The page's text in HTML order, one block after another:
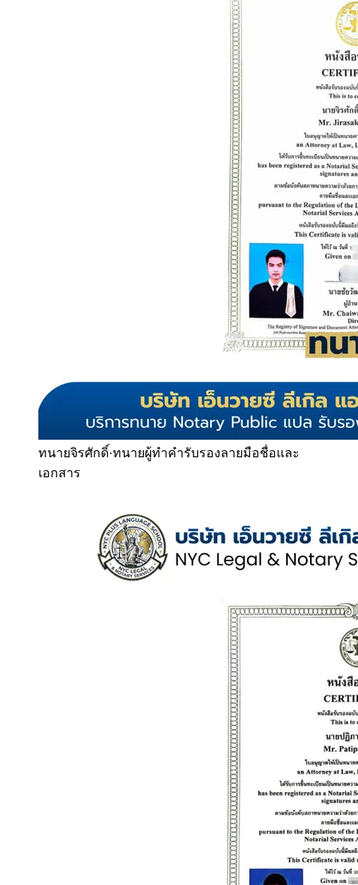
ทนายจิรศักดิ์·ทนายผู้ทำคำรับรองลายมือชื่อและ
เอกสาร